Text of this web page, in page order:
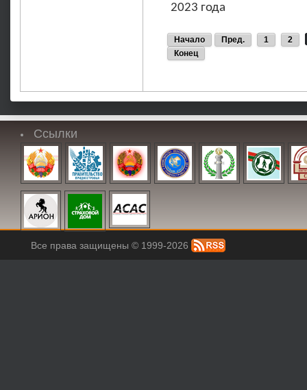
2023 года
Начало Пред. 1
2
Конец
Ссылки
Все права защищены © 1999-2026